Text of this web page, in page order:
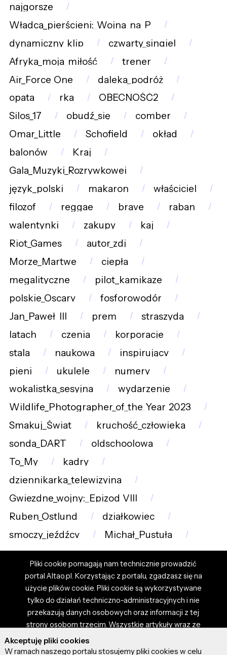
najgorsze
Władca_pierścieni:_Wojna_na_P
dynamiczny_klip
czwarty_singiel
Afryka_moja_miłość
trener
Air_Force_One
daleka_podróż
opata
rka
OBECNOŚĆ2
Silos_17
obudź_się
comber
Omar_Little
Schofield
okład
balonów
Kraj
Gala_Muzyki_Rozrywkowej
język_polski
makaron
właściciel
filozof
reggae brave
raban
walentynki
zakupy
kaj
Riot_Games
autor_zdj
Morze_Martwe
ciepła
megalityczne
pilot_kamikaze
polskie_Oscary
fosforowodór
Jan_Paweł_III
prem
straszyda
latach
czenia
korporacje
stala
naukowa
inspirujący
pieni
ukulele
numery
wokalistka_sesyjna
wydarzenie
Wildlife_Photographer_of_the_Year_2023
Smakuj_Świat
kruchość_człowieka
sonda_DART
oldschoolowa
To_My
kadry
dziennikarka_telewizyjna
Gwiezdne_wojny:_Epizod_VIII
Ruben_Ostlund
działkowiec
smoczy_jeźdźcy
Michał_Pustuła
Pliki cookie pomagają nam technicznie prowadzić
portal Altao.pl. Korzystając z portalu, zgadzasz się na
użycie plików cookie. Pliki cookie są wykorzystywane
tylko do działań techniczno-administracyjnych i nie
przekazują danych osobowych oraz informacji z tej
strony osobom trzecim. Wszystkie artykuły wraz ze
zdjęciami i materiałami dostępnymi na portalu są
własnością użytkowników. Administrator i właściciel
Akceptuję pliki cookies
W ramach naszego portalu stosujemy pliki cookies w celu